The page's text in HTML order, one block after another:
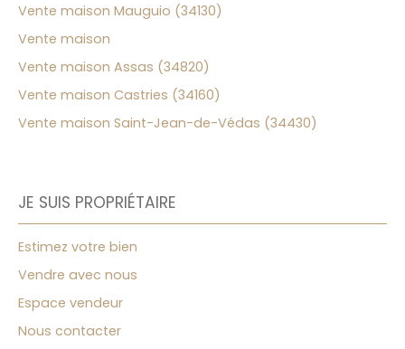
Vente maison Mauguio (34130)
Vente maison
Vente maison Assas (34820)
Vente maison Castries (34160)
Vente maison Saint-Jean-de-Védas (34430)
JE SUIS PROPRIÉTAIRE
Estimez votre bien
Vendre avec nous
Espace vendeur
Nous contacter